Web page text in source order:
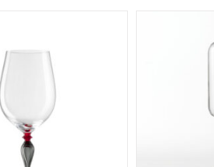
QUESTO
PRODOTTO
HA
DETTAGLI